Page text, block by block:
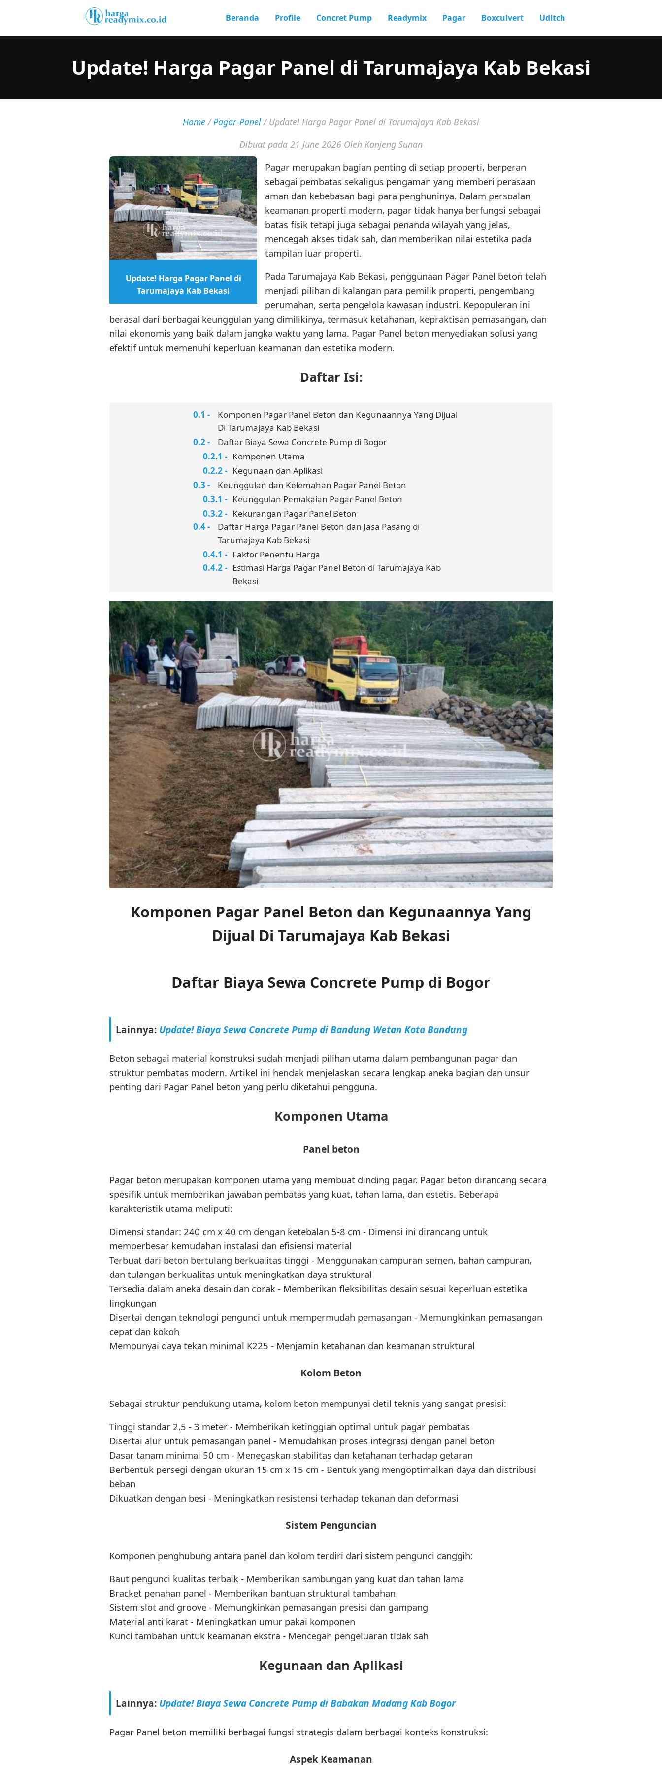
Beranda Profile Concret Pump Readymix Pagar Boxculvert Uditch
Update! Harga Pagar Panel di Tarumajaya Kab Bekasi
Home/Pagar-Panel/Update! Harga Pagar Panel di Tarumajaya Kab Bekasi
Dibuat pada 21 June 2026 Oleh Kanjeng Sunan
Update! Harga Pagar Panel di
Tarumajaya Kab Bekasi
Pagar merupakan bagian penting di setiap properti, berperan
sebagai pembatas sekaligus pengaman yang memberi perasaan
aman dan kebebasan bagi para penghuninya. Dalam persoalan
keamanan properti modern, pagar tidak hanya berfungsi sebagai
batas fisik tetapi juga sebagai penanda wilayah yang jelas,
mencegah akses tidak sah, dan memberikan nilai estetika pada
tampilan luar properti.
Pada Tarumajaya Kab Bekasi, penggunaan Pagar Panel beton telah
menjadi pilihan di kalangan para pemilik properti, pengembang
perumahan, serta pengelola kawasan industri. Kepopuleran ini
berasal dari berbagai keunggulan yang dimilikinya, termasuk ketahanan, kepraktisan pemasangan, dan
nilai ekonomis yang baik dalam jangka waktu yang lama. Pagar Panel beton menyediakan solusi yang
efektif untuk memenuhi keperluan keamanan dan estetika modern.
Daftar Isi:
Komponen Pagar Panel Beton dan Kegunaannya Yang Dijual
Di Tarumajaya Kab Bekasi
Daftar Biaya Sewa Concrete Pump di Bogor
Komponen Utama
Kegunaan dan Aplikasi
Keunggulan dan Kelemahan Pagar Panel Beton
Keunggulan Pemakaian Pagar Panel Beton
Kekurangan Pagar Panel Beton
Daftar Harga Pagar Panel Beton dan Jasa Pasang di
Tarumajaya Kab Bekasi
Faktor Penentu Harga
Estimasi Harga Pagar Panel Beton di Tarumajaya Kab
Bekasi
Komponen Pagar Panel Beton dan Kegunaannya Yang
Dijual Di Tarumajaya Kab Bekasi
Daftar Biaya Sewa Concrete Pump di Bogor
Lainnya: Update! Biaya Sewa Concrete Pump di Bandung Wetan Kota Bandung
Beton sebagai material konstruksi sudah menjadi pilihan utama dalam pembangunan pagar dan
struktur pembatas modern. Artikel ini hendak menjelaskan secara lengkap aneka bagian dan unsur
penting dari Pagar Panel beton yang perlu diketahui pengguna.
Komponen Utama
Panel beton
Pagar beton merupakan komponen utama yang membuat dinding pagar. Pagar beton dirancang secara
spesifik untuk memberikan jawaban pembatas yang kuat, tahan lama, dan estetis. Beberapa
karakteristik utama meliputi:
Dimensi standar: 240 cm x 40 cm dengan ketebalan 5-8 cm - Dimensi ini dirancang untuk
memperbesar kemudahan instalasi dan efisiensi material
Terbuat dari beton bertulang berkualitas tinggi - Menggunakan campuran semen, bahan campuran,
dan tulangan berkualitas untuk meningkatkan daya struktural
Tersedia dalam aneka desain dan corak - Memberikan fleksibilitas desain sesuai keperluan estetika
lingkungan
Disertai dengan teknologi pengunci untuk mempermudah pemasangan - Memungkinkan pemasangan
cepat dan kokoh
Mempunyai daya tekan minimal K225 - Menjamin ketahanan dan keamanan struktural
Kolom Beton
Sebagai struktur pendukung utama, kolom beton mempunyai detil teknis yang sangat presisi:
Tinggi standar 2,5 - 3 meter - Memberikan ketinggian optimal untuk pagar pembatas
Disertai alur untuk pemasangan panel - Memudahkan proses integrasi dengan panel beton
Dasar tanam minimal 50 cm - Menegaskan stabilitas dan ketahanan terhadap getaran
Berbentuk persegi dengan ukuran 15 cm x 15 cm - Bentuk yang mengoptimalkan daya dan distribusi
beban
Dikuatkan dengan besi - Meningkatkan resistensi terhadap tekanan dan deformasi
Sistem Penguncian
Komponen penghubung antara panel dan kolom terdiri dari sistem pengunci canggih:
Baut pengunci kualitas terbaik - Memberikan sambungan yang kuat dan tahan lama
Bracket penahan panel - Memberikan bantuan struktural tambahan
Sistem slot and groove - Memungkinkan pemasangan presisi dan gampang
Material anti karat - Meningkatkan umur pakai komponen
Kunci tambahan untuk keamanan ekstra - Mencegah pengeluaran tidak sah
Kegunaan dan Aplikasi
Lainnya: Update! Biaya Sewa Concrete Pump di Babakan Madang Kab Bogor
Pagar Panel beton memiliki berbagai fungsi strategis dalam berbagai konteks konstruksi:
Aspek Keamanan